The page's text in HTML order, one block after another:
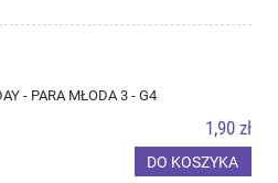
- PARA MŁODA 3 - G4
1,90 zł
DO KOSZYKA